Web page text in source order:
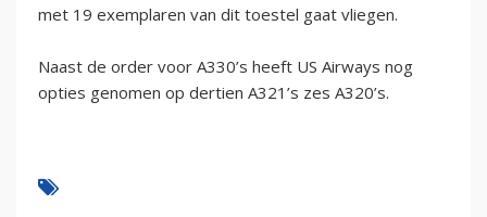
met 19 exemplaren van dit toestel gaat vliegen.
Naast de order voor A330’s heeft US Airways nog
opties genomen op dertien A321’s zes A320’s.